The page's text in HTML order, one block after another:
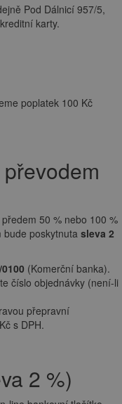
Pod Dálnicí 957/5,
karty.
poplatek 100 Kč
50 % nebo 100 %
bude poskytnuta sleva 2
(Komerční banka).
číslo objednávky (není-li
přepravní
s DPH.
2 %)